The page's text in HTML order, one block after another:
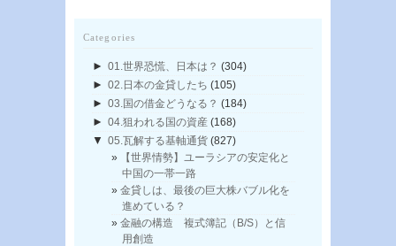
Categories
► 01.世界恐慌、日本は？ (304)
► 02.日本の金貸したち (105)
► 03.国の借金どうなる？ (184)
► 04.狙われる国の資産 (168)
▼ 05.瓦解する基軸通貨 (827)
【世界情勢】ユーラシアの安定化と
中国の一帯一路
金貸しは、最後の巨大株バブル化を
進めている？
金融の構造 複式簿記（B/S）と信
用創造